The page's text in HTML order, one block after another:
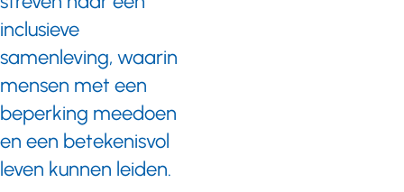
inclusieve
samenleving, waarin
mensen met een
beperking meedoen
en een betekenisvol
leven kunnen leiden.